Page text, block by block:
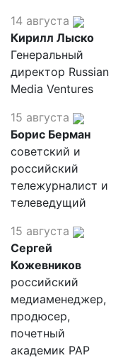
14 августа
Кирилл Лыско
Генеральный
директор Russian
Media Ventures
15 августа
Борис Берман
советский и
российский
тележурналист и
телеведущий
15 августа
Сергей
Кожевников
российский
медиаменеджер,
продюсер,
почетный
академик РАР